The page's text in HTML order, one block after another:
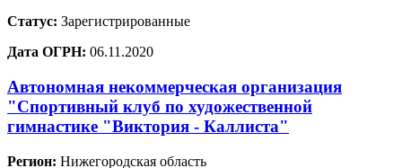
Статус: Зарегистрированные
Дата ОГРН: 06.11.2020
Автономная некоммерческая организация
"Спортивный клуб по художественной
гимнастике "Виктория - Каллиста"
Регион: Нижегородская область